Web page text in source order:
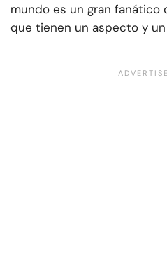
mundo es un gran fanático
que tienen un aspecto y